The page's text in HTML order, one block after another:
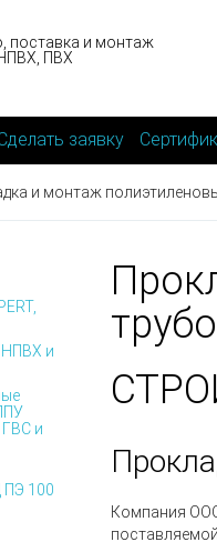
поставка и монтаж
ПВХ
заявку
и монтаж
Компания
НПВХ и
ГВС и
ПЭ 100